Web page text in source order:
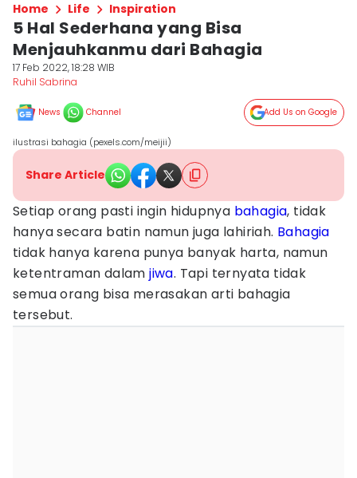
Home Life Inspiration
5 Hal Sederhana yang Bisa
Menjauhkanmu dari Bahagia
17 Feb 2022, 18:28 WIB
Ruhil Sabrina
News Channel Add Us on Google
ilustrasi bahagia (pexels.com/meijii)
Share Article
Setiap orang pasti ingin hidupnya bahagia, tidak
hanya secara batin namun juga lahiriah. Bahagia
tidak hanya karena punya banyak harta, namun
ketentraman dalam jiwa. Tapi ternyata tidak
semua orang bisa merasakan arti bahagia
tersebut.